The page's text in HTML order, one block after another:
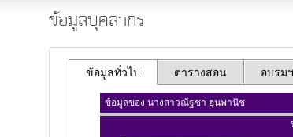
ข้อมูลบุคลากร
ข้อมูลทั่วไป ตารางสอน อบรม
ข้อมูลของ นางสาวณัฐชา ฮุนพานิช